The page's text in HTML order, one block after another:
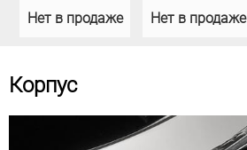
Нет в продаже Нет в продаже
Корпус